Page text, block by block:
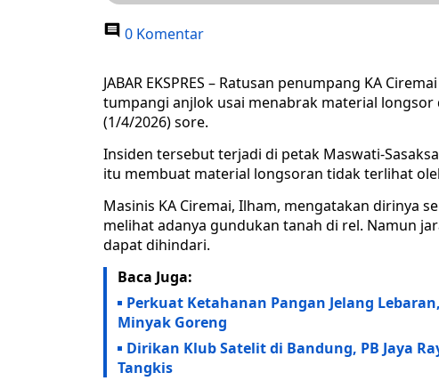
0 Komentar
JABAR EKSPRES – Ratusan penumpang KA
tumpangi anjlok usai menabrak material longsor
(1/4/2026) sore.
Insiden tersebut terjadi di petak Maswati-
itu membuat material longsoran tidak terlihat
Masinis KA Ciremai, Ilham, mengatakan dirinya
melihat adanya gundukan tanah di rel. Namun
dapat dihindari.
Baca Juga:
Perkuat Ketahanan Pangan Jelang
Minyak Goreng
Dirikan Klub Satelit di Bandung, PB Jaya
Tangkis